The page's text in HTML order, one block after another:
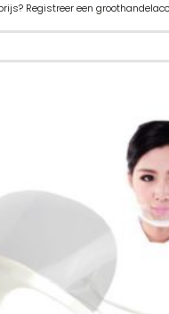
Registreer een